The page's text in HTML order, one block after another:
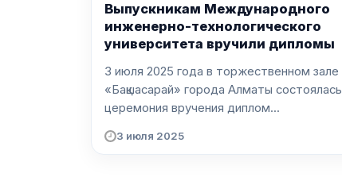
Выпускникам Международного
инженерно-технологического
университета вручили дипломы
3 июля 2025 года в торжественном зале
«Бақшасарай» города Алматы состоялась
церемония вручения диплом...
3 июля 2025